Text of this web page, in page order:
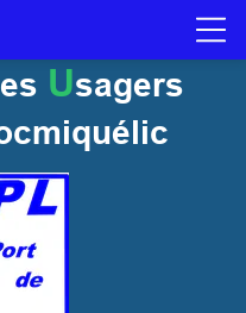
Usagers